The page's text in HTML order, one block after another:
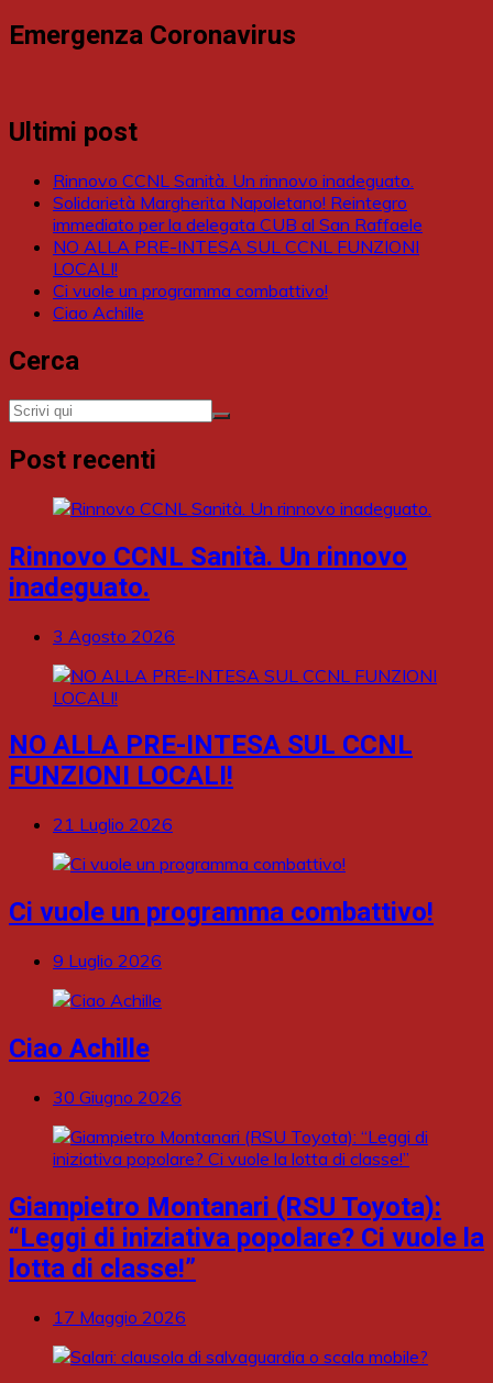
Emergenza Coronavirus
Ultimi post
Rinnovo CCNL Sanità. Un rinnovo inadeguato.
Solidarietà Margherita Napoletano! Reintegro
immediato per la delegata CUB al San Raffaele
NO ALLA PRE-INTESA SUL CCNL FUNZIONI
LOCALI!
Ci vuole un programma combattivo!
Ciao Achille
Cerca
Post recenti
Rinnovo CCNL Sanità. Un rinnovo
inadeguato.
3 Agosto 2026
NO ALLA PRE-INTESA SUL CCNL
FUNZIONI LOCALI!
21 Luglio 2026
Ci vuole un programma combattivo!
9 Luglio 2026
Ciao Achille
30 Giugno 2026
Giampietro Montanari (RSU Toyota):
“Leggi di iniziativa popolare? Ci vuole la
lotta di classe!”
17 Maggio 2026